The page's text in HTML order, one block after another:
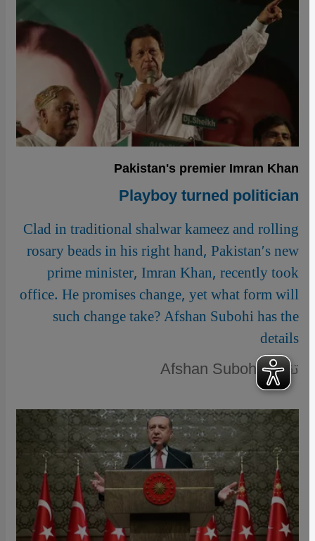
Pakistanʹs premier Imran Khan
Playboy turned politician
Clad in traditional shalwar kameez and rolling
rosary beads in his right hand, Pakistanʹs new
prime minister, Imran Khan, recently took
office. He promises change, yet what form will
such change take? Afshan Subohi has the
details
تقرير: Afshan Subohi